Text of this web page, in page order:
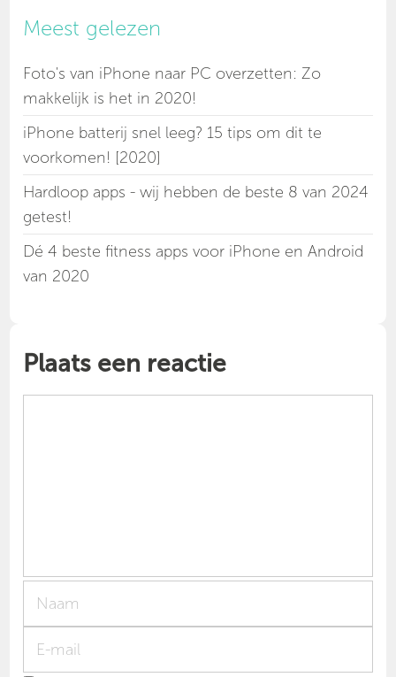
Meest gelezen
Foto's van iPhone naar PC overzetten: Zo
makkelijk is het in 2020!
iPhone batterij snel leeg? 15 tips om dit te
voorkomen! [2020]
Hardloop apps - wij hebben de beste 8 van 2024
getest!
Dé 4 beste fitness apps voor iPhone en Android
van 2020
Plaats een reactie